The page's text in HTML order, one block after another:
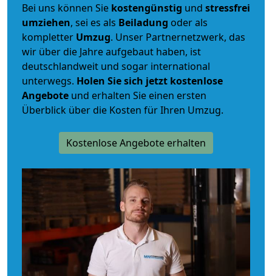
Bei uns können Sie kostengünstig und stressfrei
umziehen, sei es als Beiladung oder als
kompletter Umzug. Unser Partnernetzwerk, das
wir über die Jahre aufgebaut haben, ist
deutschlandweit und sogar international
unterwegs. Holen Sie sich jetzt kostenlose
Angebote und erhalten Sie einen ersten
Überblick über die Kosten für Ihren Umzug.
Kostenlose Angebote erhalten